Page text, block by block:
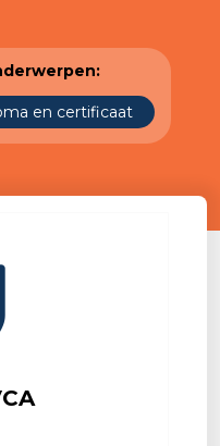
en certificaat